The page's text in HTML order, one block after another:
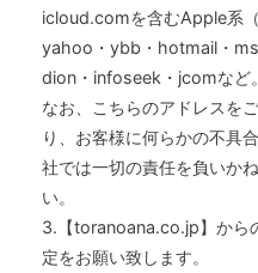
icloud.comを含むApple系
yahoo・ybb・hotmail・
dion・infoseek・jcomなど。
なお、こちらのアドレスを
り、お客様に何らかの不具
社では一切の責任を負いか
い。
3.【toranoana.co.jp】から
定をお願い致します。